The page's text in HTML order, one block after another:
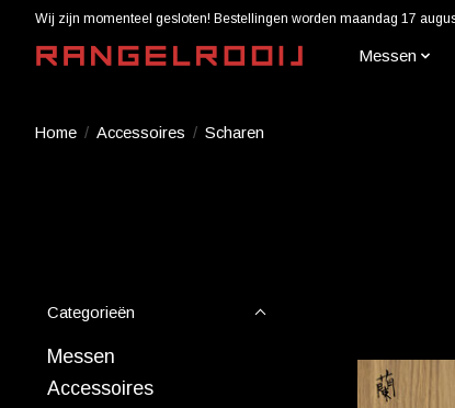
Wij zijn momenteel gesloten! Bestellingen worden maandag 17
Messen
Home / Accessoires / Scharen
Categorieën
Messen
Accessoires